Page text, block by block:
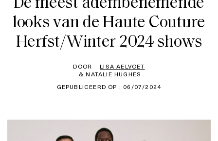
De meest adembenemende
looks van de Haute Couture
Herfst/Winter 2024 shows
DOOR
LISA AELVOET
& NATALIE HUGHES
GEPUBLICEERD OP : 06/07/2024